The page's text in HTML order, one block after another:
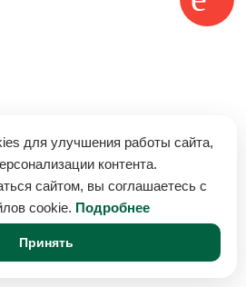
для улучшения работы сайта,
контента.
сайтом, вы соглашаетесь с
cookie. Подробнее
Принять